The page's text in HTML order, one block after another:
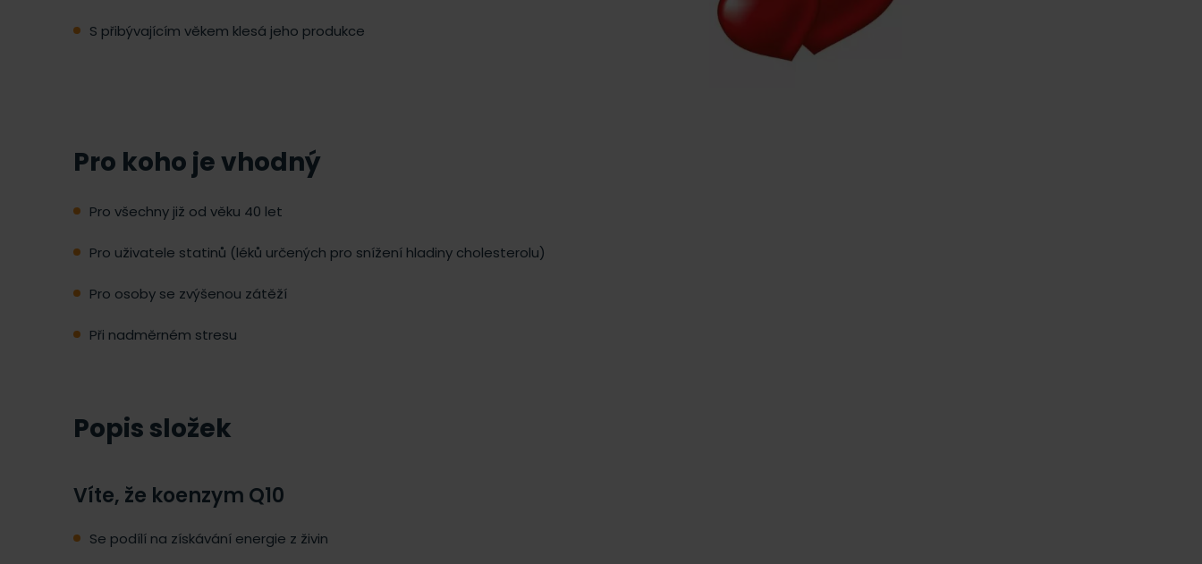
S přibývajícím věkem klesá jeho produkce
Pro koho je vhodný
Pro všechny již od věku 40 let
Pro uživatele statinů (léků určených pro snížení hladiny cholesterolu)
Pro osoby se zvýšenou zátěží
Při nadměrném stresu
Popis složek
Víte, že koenzym Q10
Se podílí na získávání energie z živin